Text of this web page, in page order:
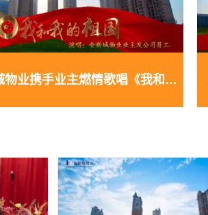
金新城物业携手业主燃情歌唱《我和我的祖国》